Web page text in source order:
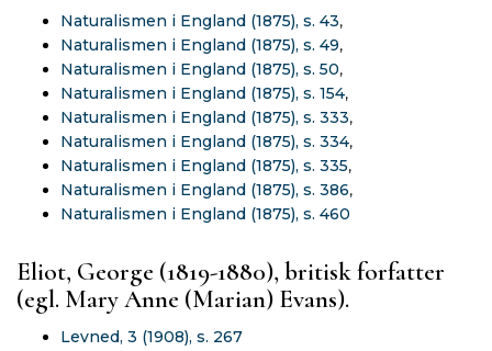
Naturalismen i England (1875), s. 43,
Naturalismen i England (1875), s. 49,
Naturalismen i England (1875), s. 50,
Naturalismen i England (1875), s. 154,
Naturalismen i England (1875), s. 333,
Naturalismen i England (1875), s. 334,
Naturalismen i England (1875), s. 335,
Naturalismen i England (1875), s. 386,
Naturalismen i England (1875), s. 460
Eliot, George (1819-1880), britisk forfatter
(egl. Mary Anne (Marian) Evans).
Levned, 3 (1908), s. 267